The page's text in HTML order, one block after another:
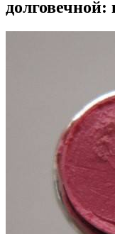
долговечной: